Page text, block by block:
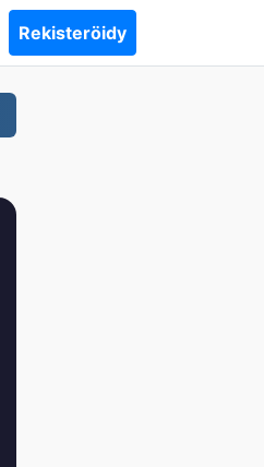
Rekisteröidy